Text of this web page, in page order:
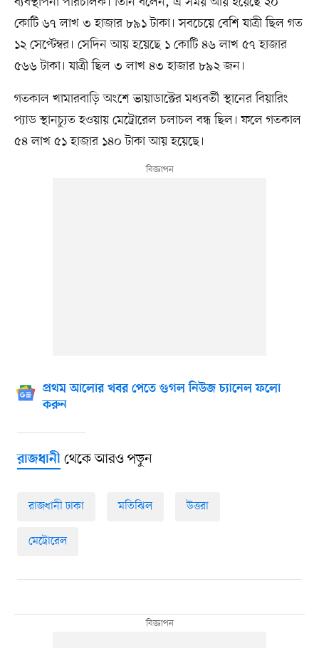
কোটি ৬৭ লাখ ৩ হাজার ৮৯১ টাকা। সবচেয়ে বেশি যাত্রী ছিল গত
১২ সেপ্টেম্বর। সেদিন আয় হয়েছে ১ কোটি ৪৬ লাখ ৫৭ হাজার
৫৬৬ টাকা। যাত্রী ছিল ৩ লাখ ৪৩ হাজার ৮৯২ জন।
গতকাল খামারবাড়ি অংশে ভায়াডাক্টের মধ্যবর্তী স্থানের বিয়ারিং
প্যাড স্থানচ্যুত হওয়ায় মেট্রোরেল চলাচল বন্ধ ছিল। ফলে গতকাল
৫৪ লাখ ৫১ হাজার ১৪০ টাকা আয় হয়েছে।
প্রথম আলোর খবর পেতে গুগল নিউজ চ্যানেল ফলো
করুন
রাজধানীথেকে আরও পড়ুন
রাজধানী ঢাকা মতিঝিল উত্তরা
মেট্রোরেল